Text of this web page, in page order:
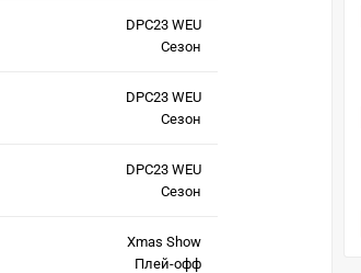
DPC23 WEU
Сезон
DPC23 WEU
Сезон
DPC23 WEU
Сезон
Xmas Show
Плей-офф